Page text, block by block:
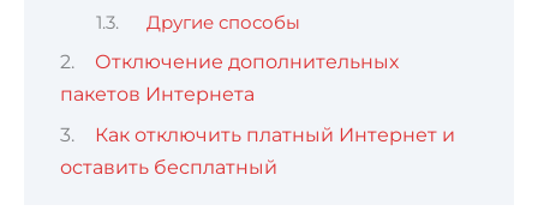
Другие способы
Отключение дополнительных
пакетов Интернета
Как отключить платный Интернет и
оставить бесплатный